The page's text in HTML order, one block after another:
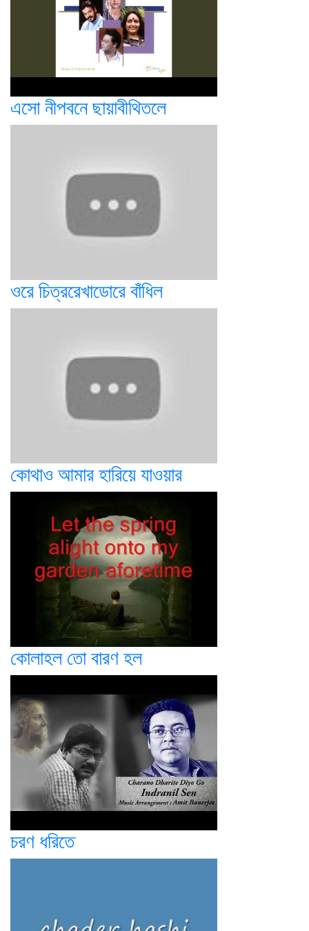
এসো নীপবনে ছায়াবীথিতলে
ওরে চিত্ররেখাডোরে বাঁধিল
কোথাও আমার হারিয়ে যাওয়ার
কোলাহল তো বারণ হল
চরণ ধরিতে